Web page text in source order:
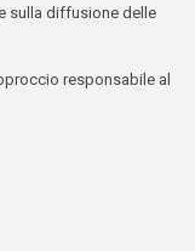
sulla diffusione delle
responsabile al